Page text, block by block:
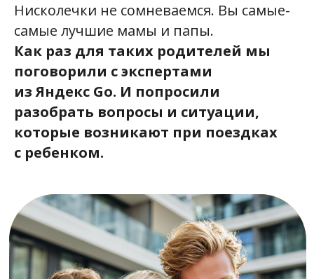
Нисколечки не сомневаемся. Вы самые-
самые лучшие мамы и папы.
Как раз для таких родителей мы
поговорили сэкспертами
из Яндекс Go. И попросили
разобрать вопросы и ситуации,
которые возникают при поездках
с ребенком. 1
«Нужно как-то
особенно вызывать
такси, когда едешь